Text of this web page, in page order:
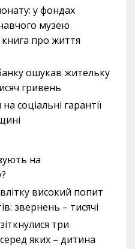
у фондах
музею
книга про життя
ошукав жительку
гривень
соціальні гарантії
на
високий попит
звернень – тисячі
три
яких – дитина